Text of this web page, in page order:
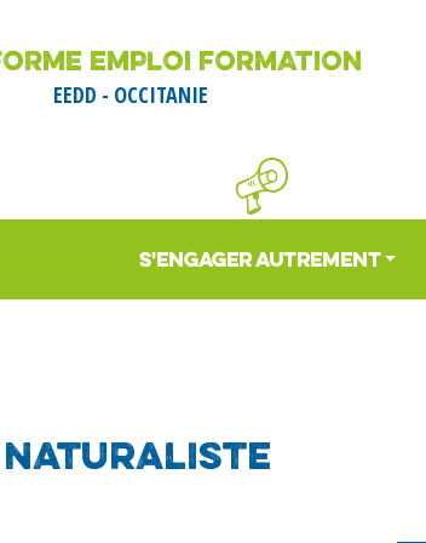
au
contenu
principal
EMPLOI FORMATION
EEDD - OCCITANIE
S'ENGAGER AUTREMENT
naturaliste